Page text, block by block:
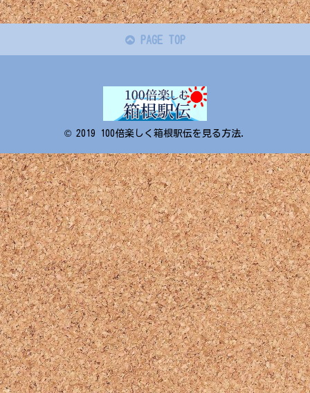
PAGE TOP
© 2019 100倍楽しく箱根駅伝を見る方法.